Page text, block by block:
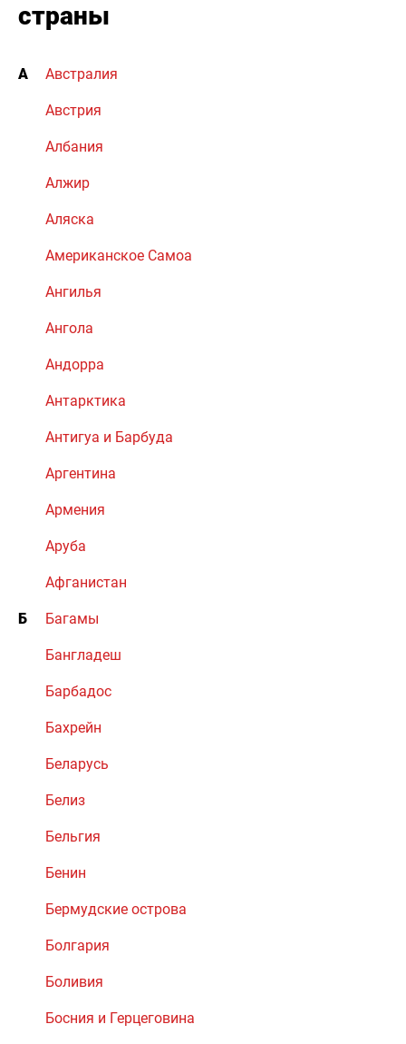
страны
А Австралия
Австрия
Албания
Алжир
Аляска
Американское Самоа
Ангилья
Ангола
Андорра
Антарктика
Антигуа и Барбуда
Аргентина
Армения
Аруба
Афганистан
Б Багамы
Бангладеш
Барбадос
Бахрейн
Беларусь
Белиз
Бельгия
Бенин
Бермудские острова
Болгария
Боливия
Босния и Герцеговина